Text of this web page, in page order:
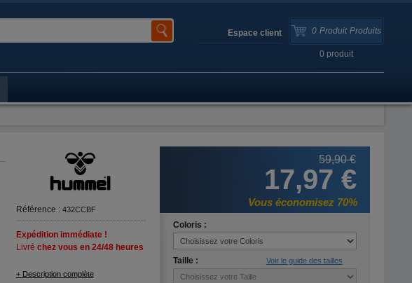
0 Produit Produits
0 produit
Espace client
Référence : 432CCBF
Expédition immédiate !
Livré chez vous en 24/48 heures
+ Description complète
59,90 €
17,97 €
Vous économisez 70%
Coloris :
Taille : Voir le guide des tailles